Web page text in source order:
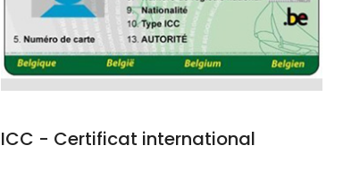
ICC - Certificat international